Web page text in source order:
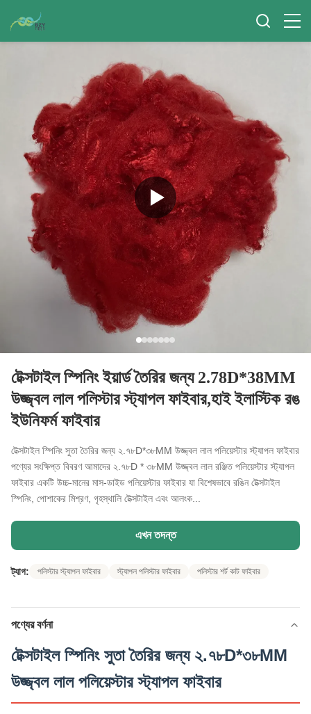
টেক্সটাইল স্পিনিং ইয়ার্ড তৈরির জন্য 2.78D*38MM
উজ্জ্বল লাল পলিস্টার স্ট্যাপল ফাইবার,হাই ইলাস্টিক রঙ
ইউনিফর্ম ফাইবার
টেক্সটাইল স্পিনিং সুতা তৈরির জন্য ২.৭৮D*৩৮MM উজ্জ্বল লাল পলিয়েস্টার স্ট্যাপল ফাইবার
পণ্যের সংক্ষিপ্ত বিবরণ আমাদের ২.৭৮D * ৩৮MM উজ্জ্বল লাল রঞ্জিত পলিয়েস্টার স্ট্যাপল
ফাইবার একটি উচ্চ-মানের মাস-ডাইড পলিয়েস্টার ফাইবার যা বিশেষভাবে রঙিন টেক্সটাইল
স্পিনিং, পোশাকের মিশ্রণ, গৃহস্থালি টেক্সটাইল এবং আলংক...
এখন তদন্ত
ট্যাগ: পলিস্টার স্ট্যাপল ফাইবার স্ট্যাপল পলিস্টার ফাইবার পলিস্টার শর্ট কাট ফাইবার
পণ্যের বর্ণনা
টেক্সটাইল স্পিনিং সুতা তৈরির জন্য ২.৭৮D*৩৮MM
উজ্জ্বল লাল পলিয়েস্টার স্ট্যাপল ফাইবার